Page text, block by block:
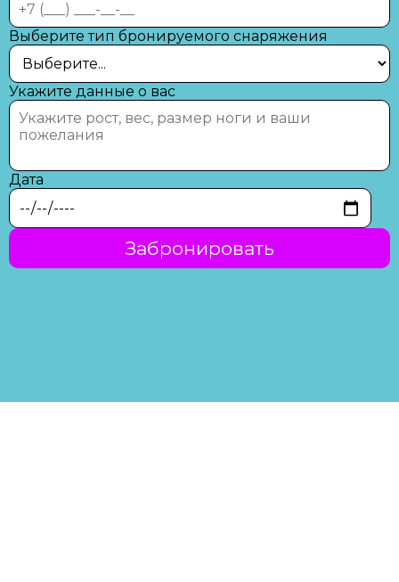
Выберите тип бронируемого снаряжения
Укажите данные о вас
Дата
Забронировать